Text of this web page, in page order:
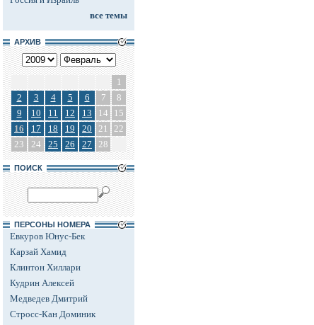
все темы
АРХИВ
1
2
3 4 5 6 7
8
9
10 11 12 13 14
15
16
17 18 19 20 21
22
23
24 25 26 27 28
ПОИСК
ПЕРСОНЫ НОМЕРА
Евкуров Юнус-Бек
Карзай Хамид
Клинтон Хиллари
Кудрин Алексей
Медведев Дмитрий
Стросс-Кан Доминик